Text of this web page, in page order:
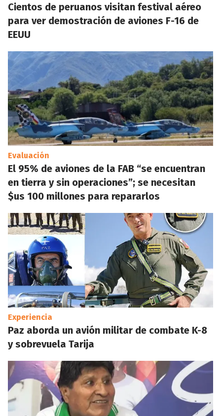
Cientos de peruanos visitan festival aéreo
para ver demostración de aviones F-16 de
EEUU
Evaluación
El 95% de aviones de la FAB “se encuentran
en tierra y sin operaciones”; se necesitan
$us 100 millones para repararlos
Experiencia
Paz aborda un avión militar de combate K-8
y sobrevuela Tarija